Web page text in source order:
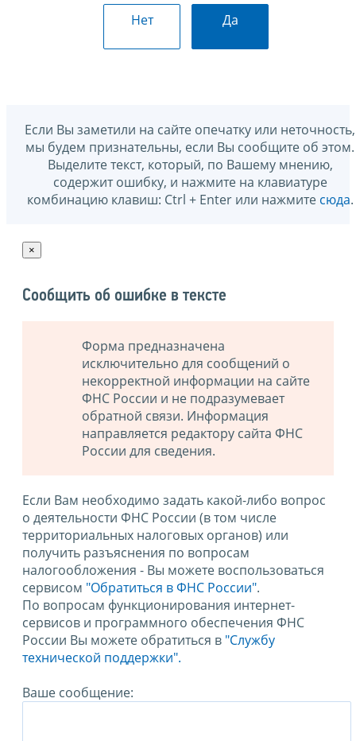
Нет Да
Если Вы заметили на сайте опечатку или неточность,
мы будем признательны, если Вы сообщите об этом.
Выделите текст, который, по Вашему мнению,
содержит ошибку, и нажмите на клавиатуре
комбинацию клавиш: Ctrl + Enter или нажмите сюда.
×
Сообщить об ошибке в тексте
Форма предназначена
исключительно для сообщений о
некорректной информации на сайте
ФНС России и не подразумевает
обратной связи. Информация
направляется редактору сайта ФНС
России для сведения.
Если Вам необходимо задать какой-либо вопрос
о деятельности ФНС России (в том числе
территориальных налоговых органов) или
получить разъяснения по вопросам
налогообложения - Вы можете воспользоваться
сервисом "Обратиться в ФНС России".
По вопросам функционирования интернет-
сервисов и программного обеспечения ФНС
России Вы можете обратиться в "Службу
технической поддержки".
Ваше сообщение: